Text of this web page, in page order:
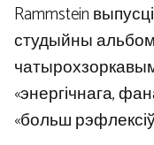
Rammstein
студыйны альбом
«энергічнага,
«больш